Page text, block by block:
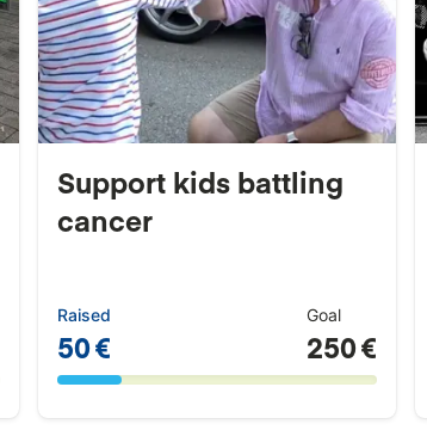
Support kids battling
cancer
Raised
50 €
Goal
250 €